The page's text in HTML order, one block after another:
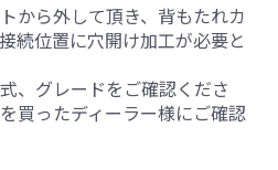
から外して頂き、背もたれカ
続位置に穴開け加工が必要と
、グレードをご確認くださ
買ったディーラー様にご確認